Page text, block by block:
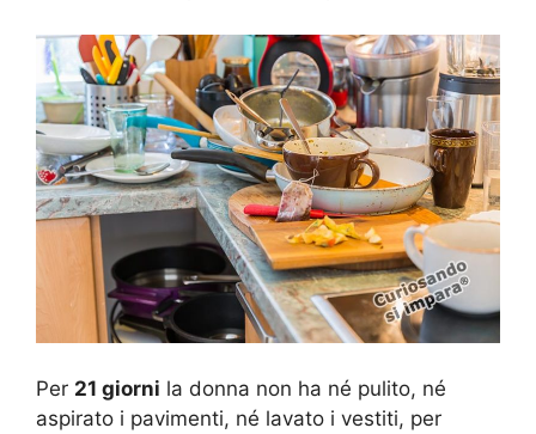
Per 21 giorni la donna non ha né pulito, né
aspirato i pavimenti, né lavato i vestiti, per